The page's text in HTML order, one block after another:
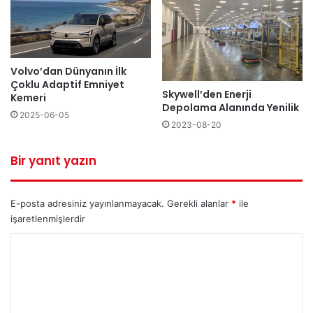
Volvo’dan Dünyanın İlk
Çoklu Adaptif Emniyet
Kemeri
2025-06-05
Skywell’den Enerji
Depolama Alanında Yenilik
2023-08-20
Bir yanıt yazın
E-posta adresiniz yayınlanmayacak. Gerekli alanlar * ile
işaretlenmişlerdir